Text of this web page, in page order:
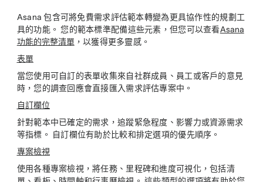
Asana 包含可將免費需求評估範本轉變為更具協作性的規劃工
具的功能。 您的範本標準配備這些元素，但您可以查看Asana
功能的完整清單 ，以獲得更多靈感。
表單
當您使用可自訂的表單收集來自社群成員、員工或客戶的意見
時，您的調查回應會直接匯入需求評估專案中。
自訂欄位
針對範本中已確定的需求，追蹤緊急程度、影響力或資源需求
等指標。 自訂欄位有助於比較和排定選項的優先順序。
專案檢視
使用各種專案檢視，將任務、里程碑和進度可視化，包括清